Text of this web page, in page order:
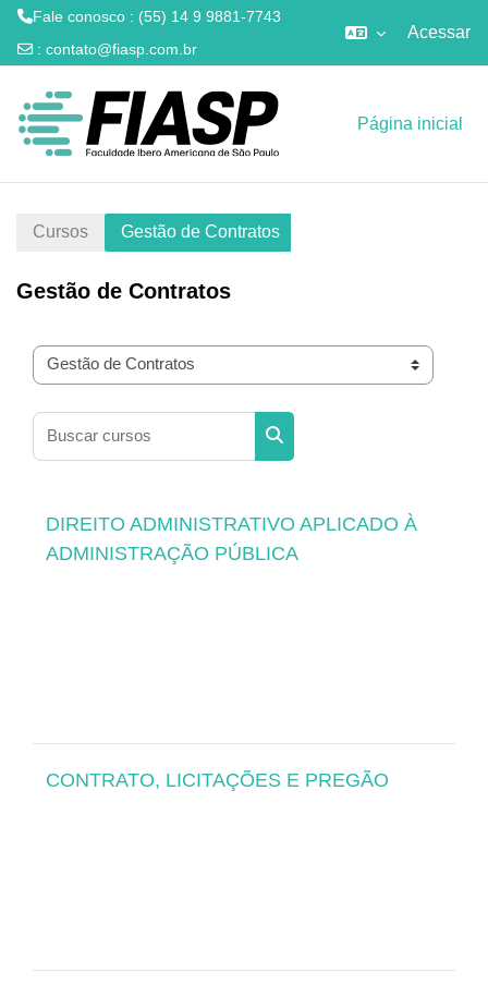
Fale conosco : (55) 14 9 9881-7743
: contato@fiasp.com.br
Acessar
Página inicial
Cursos Gestão de Contratos
Gestão de Contratos
Categorias de Cursos
Buscar cursos
Buscar cursos
DIREITO ADMINISTRATIVO APLICADO À
ADMINISTRAÇÃO PÚBLICA
CONTRATO, LICITAÇÕES E PREGÃO